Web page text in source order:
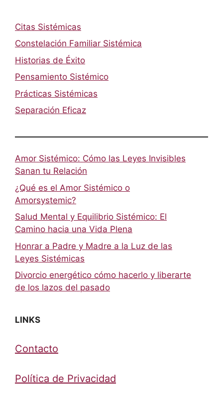
Citas Sistémicas
Constelación Familiar Sistémica
Historias de Éxito
Pensamiento Sistémico
Prácticas Sistémicas
Separación Eficaz
Amor Sistémico: Cómo las Leyes Invisibles
Sanan tu Relación
¿Qué es el Amor Sistémico o
Amorsystemic?
Salud Mental y Equilibrio Sistémico: El
Camino hacia una Vida Plena
Honrar a Padre y Madre a la Luz de las
Leyes Sistémicas
Divorcio energético cómo hacerlo y liberarte
de los lazos del pasado
LINKS
Contacto
Política de Privacidad